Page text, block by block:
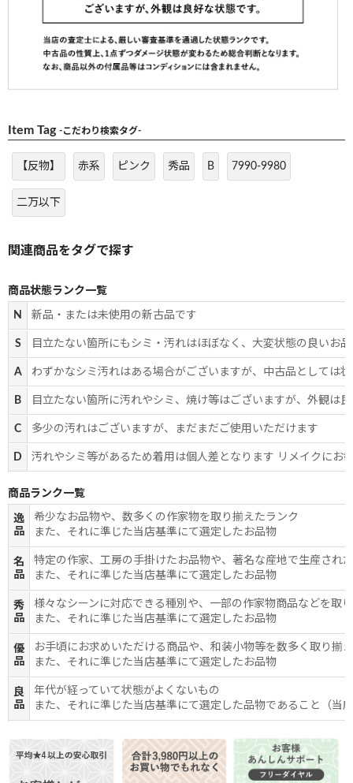
Item Tag -こだわり検索タグ-
【反物】 赤系 ピンク 秀品 B 7990-9980
二万以下
商品状態ランク一覧
N 新品・または未使用の新古品です
S 目立たない箇所にもシミ・汚れはほぼなく、大変状態の良いお
A わずかなシミ汚れはある場合がございますが、中古品としては
B 目立たない箇所に汚れやシミ、焼け等はございますが、外観は
C 多少の汚れはございますが、まだまだご使用いただけます
D 汚れやシミ等があるため着用は個人差となります リメイクにお
商品ランク一覧
逸
品
希少なお品物や、数多くの作家物を取り揃えたランク
また、それに準じた当店基準にて選定したお品物
名
品
特定の作家、工房の手掛けたお品物や、著名な産地で生産され
また、それに準じた当店基準にて選定したお品物
秀
品
様々なシーンに対応できる種別や、一部の作家物商品などを取
また、それに準じた当店基準にて選定したお品物
優
品
お手頃にお求めいただける商品や、和装小物等を数多く取り揃
また、それに準じた当店基準にて選定したお品物
良
品
年代が経っていて状態がよくないもの
また、それに準じた当店基準にて選定した品物であること（当